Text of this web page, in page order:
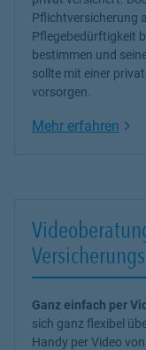
Pflichtversicherung
Pflegebedürftigkeit
bestimmen und
sollte mit einer
vorsorgen.
Mehr erfahren
Ganz einfach per
sich ganz flexibel
Handy per Video